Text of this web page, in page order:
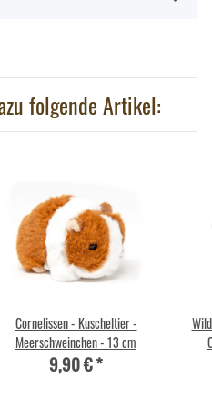
folgende Artikel:
Cornelissen - Kuscheltier -
Meerschweinchen - 13 cm
9,90 €*